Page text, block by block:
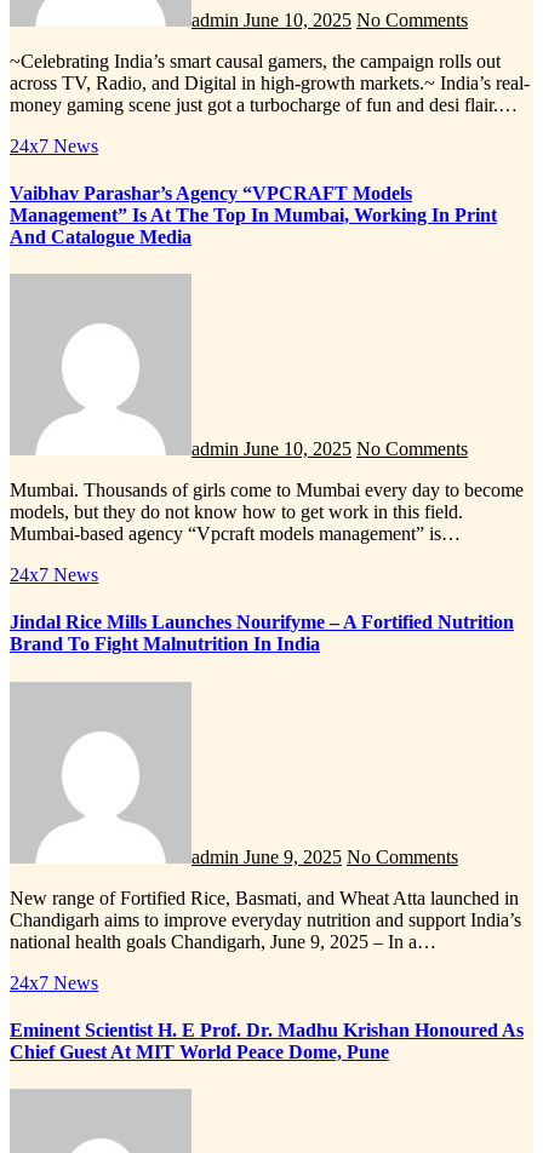
admin June 10, 2025 No Comments
~Celebrating India’s smart causal gamers, the campaign rolls out
across TV, Radio, and Digital in high-growth markets.~ India’s real-
money gaming scene just got a turbocharge of fun and desi flair.…
24x7 News
Vaibhav Parashar’s Agency “VPCRAFT Models
Management” Is At The Top In Mumbai, Working In Print
And Catalogue Media
admin June 10, 2025 No Comments
Mumbai. Thousands of girls come to Mumbai every day to become
models, but they do not know how to get work in this field.
Mumbai-based agency “Vpcraft models management” is…
24x7 News
Jindal Rice Mills Launches Nourifyme – A Fortified Nutrition
Brand To Fight Malnutrition In India
admin June 9, 2025 No Comments
New range of Fortified Rice, Basmati, and Wheat Atta launched in
Chandigarh aims to improve everyday nutrition and support India’s
national health goals Chandigarh, June 9, 2025 – In a…
24x7 News
Eminent Scientist H. E Prof. Dr. Madhu Krishan Honoured As
Chief Guest At MIT World Peace Dome, Pune